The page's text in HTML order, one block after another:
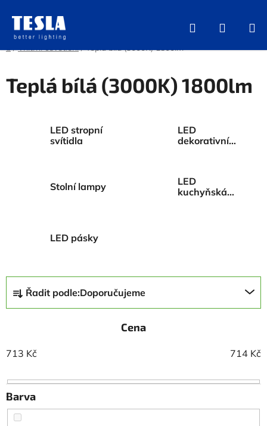
obsah
Hledat
KOŠÍK
/ Vnitřní osvětlení / Teplá bílá (3000K) 1800lm
Teplá bílá (3000K) 1800lm
LED stropní
svítidla
LED
dekorativní
Stolní lampy
LED
kuchyňská
LED pásky
Ř
a
z
í
p
r
o
Řadit podle:Doporučujeme
Cena
713 Kč 714 Kč
Barva